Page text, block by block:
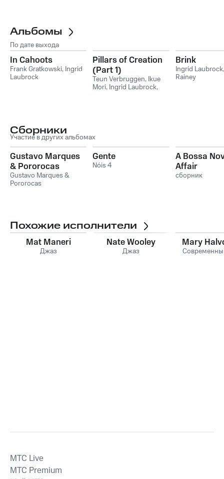
Альбомы
По дате выхода
In Cahoots
Frank Gratkowski, Ingrid
Laubrock
Pillars of Creation
(Part 1)
Teun Verbruggen, Ikue
Mori, Ingrid Laubrock,
Brink
Ingrid Laubrock
Rainey
Сборники
Участие в других альбомах
Gustavo Marques
& Pororocas
Gustavo Marques &
Pororocas
Gente
Nóis 4
A Bossa
Affair
сборник
Похожие исполнители
Mat Maneri
Джаз
Nate Wooley
Джаз
Mary
MTС Live
MTС Premium